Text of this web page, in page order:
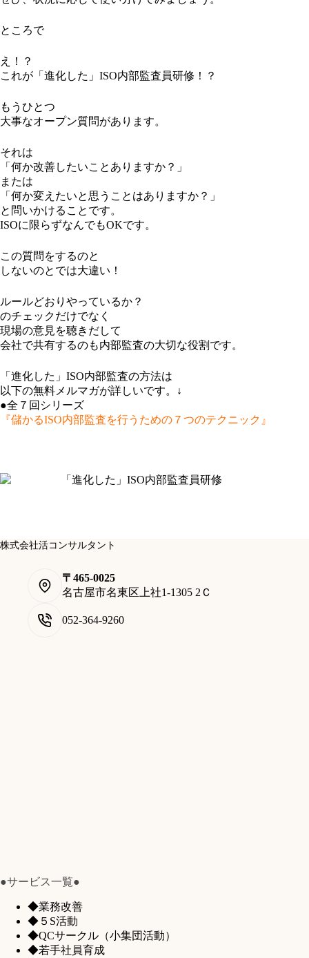
ところで
え！？
これが「進化した」ISO内部監査員研修！？
もうひとつ
大事なオープン質問があります。
それは
「何か改善したいことありますか？」
または
「何か変えたいと思うことはありますか？」
と問いかけることです。
ISOに限らずなんでもOKです。
この質問をするのと
しないのとでは大違い！
ルールどおりやっているか？
のチェックだけでなく
現場の意見を聴きだして
会社で共有するのも内部監査の大切な役割です。
「進化した」ISO内部監査の方法は
以下の無料メルマガが詳しいです。↓
●全７回シリーズ
『儲かるISO内部監査を行うための７つのテクニック』
株式会社活コンサルタント
〒465-0025
名古屋市名東区上社1-1305 2Ｃ
052-364-9260
●サービス一覧●
◆業務改善
◆５S活動
◆QCサークル（小集団活動）
◆若手社員育成